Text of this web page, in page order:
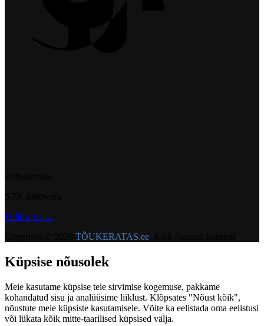
Follow us →
TÕUKERATAS.ee
Küpsise nõusolek
Meie kasutame küpsise teie sirvimise kogemuse, pakkame
kohandatud sisu ja analüüsime liiklust. Klõpsates "Nõust kõik",
nõustute meie küpsiste kasutamisele. Võite ka eelistada oma eelistusi
või lükata kõik mitte-taarilised küpsised välja.